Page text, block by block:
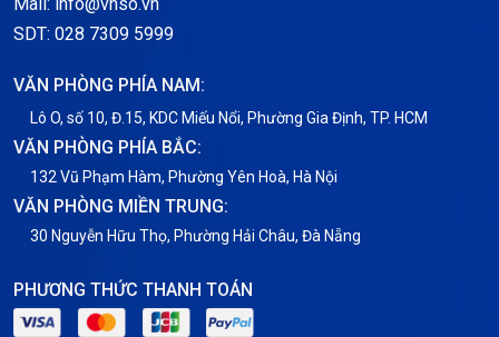
Thông tin chung
Tin tức
Mail: info@vnso.vn
SDT: 028 7309 5999
VĂN PHÒNG PHÍA NAM:
Lô O, số 10, Đ.15, KDC Miếu Nổi, Phường Gia Định, TP. HCM
VĂN PHÒNG PHÍA BẮC:
132 Vũ Phạm Hàm, Phường Yên Hoà, Hà Nội
VĂN PHÒNG MIỀN TRUNG:
30 Nguyễn Hữu Thọ, Phường Hải Châu, Đà Nẵng
PHƯƠNG THỨC THANH TOÁN